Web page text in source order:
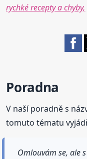
rychké recepty a chyby,
Poradna
V naší poradně s
tomuto tématu
Omlouvám se, ale